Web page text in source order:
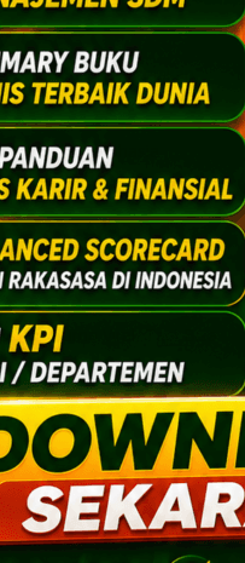
Cara Mempersiapkan
Fire”? Rahasia
Negara Berkembang
Bukan Sekadar Viral, Tapi
Cuma Viral, Tapi Bisa